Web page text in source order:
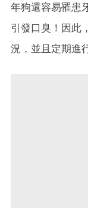
年狗還容易罹患
引發口臭！因此
況，並且定期進